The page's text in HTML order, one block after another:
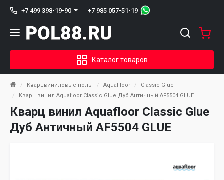
+7 499 398-19-90 +7 985 057-51-19
Каталог товаров
Кварцвиниловые полы AquaFloor
Classic Glue
Кварц винил Aquafloor Classic Glue Дуб Античный AF5504 GLUE
Кварц винил Aquafloor Classic Glue
Дуб Античный AF5504 GLUE